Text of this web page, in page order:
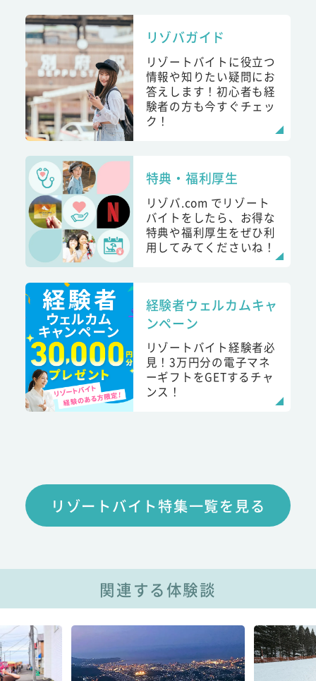
リゾバガイド
リゾートバイトに役立つ
情報や知りたい疑問にお
答えします！初心者も経
験者の方も今すぐチェッ
ク！
特典・福利厚生
リゾバ.com でリゾート
バイトをしたら、お得な
特典や福利厚生をぜひ利
用してみてくださいね！
経験者ウェルカムキャ
ンペーン
リゾートバイト経験者必
見！3万円分の電子マネ
ーギフトをGETするチャ
ンス！
リゾートバイト特集一覧を見る
関連する体験談